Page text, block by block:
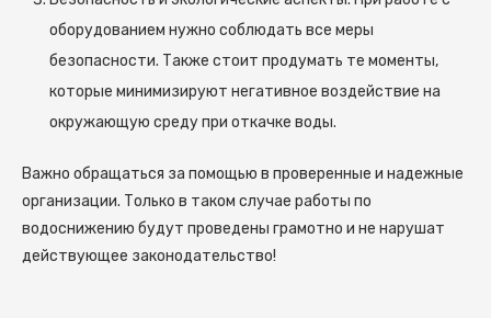
оборудованием нужно соблюдать все меры
безопасности. Также стоит продумать те моменты,
которые минимизируют негативное воздействие на
окружающую среду при откачке воды.
Важно обращаться за помощью в проверенные и надежные
организации. Только в таком случае работы по
водоснижению будут проведены грамотно и не нарушат
действующее законодательство!